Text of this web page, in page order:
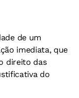
de um
imediata, que
direito das
do